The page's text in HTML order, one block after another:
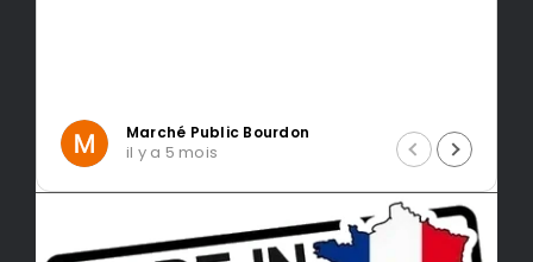
Intragest Etude
il y a 5 mois